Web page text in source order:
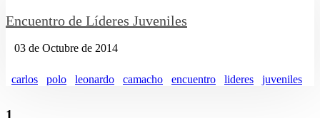
Encuentro de Líderes Juveniles
03 de Octubre de 2014
carlos polo leonardo camacho encuentro lideres juveniles
1